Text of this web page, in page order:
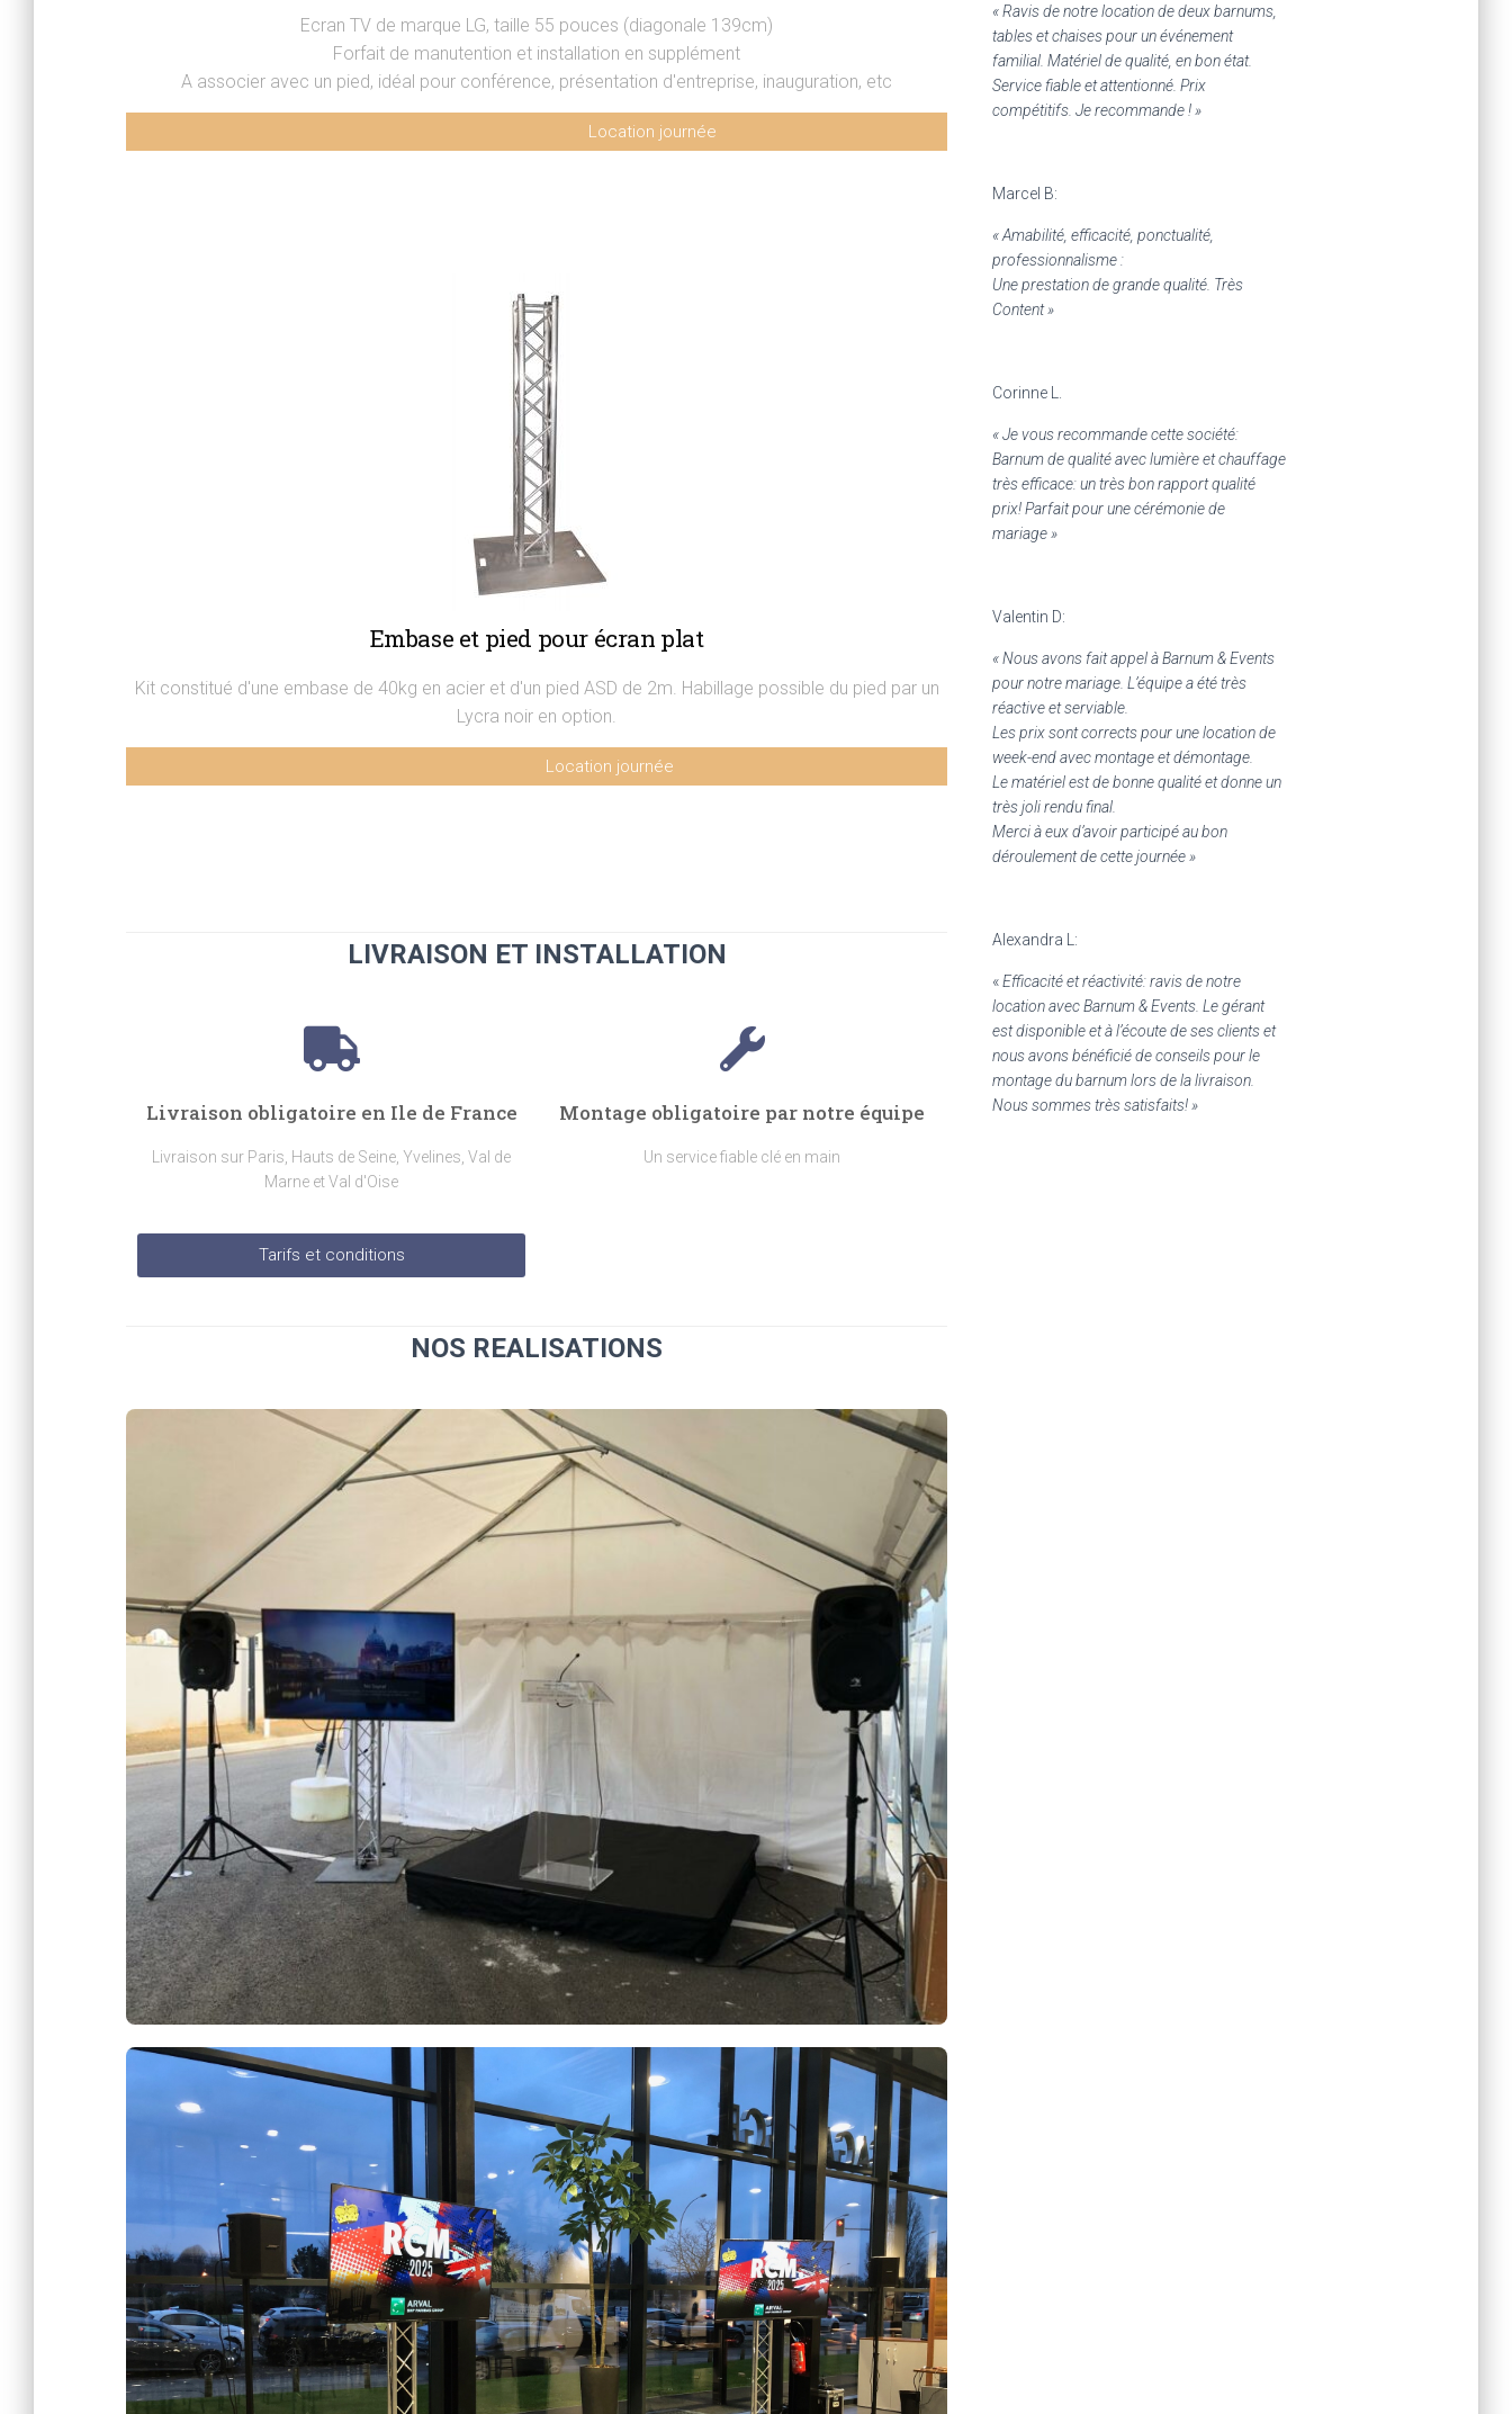
Ecran TV de marque LG, taille 55 pouces (diagonale 139cm)
Forfait de manutention et installation en supplément
A associer avec un pied, idéal pour conférence, présentation d'entreprise, inauguration, etc
Location journée
Embase et pied pour écran plat
Kit constitué d'une embase de 40kg en acier et d'un pied ASD de 2m. Habillage possible du pied par un
Lycra noir en option.
Location journée
LIVRAISON ET INSTALLATION
Livraison obligatoire en Ile de France
Livraison sur Paris, Hauts de Seine, Yvelines, Val de
Marne et Val d'Oise
Tarifs et conditions
Montage obligatoire par notre équipe
Un service fiable clé en main
NOS REALISATIONS
« Ravis de notre location de deux barnums,
tables et chaises pour un événement
familial. Matériel de qualité, en bon état.
Service fiable et attentionné. Prix
compétitifs. Je recommande ! »
Marcel B:
« Amabilité, efficacité, ponctualité,
professionnalisme :
Une prestation de grande qualité. Très
Content »
Corinne L.
« Je vous recommande cette société:
Barnum de qualité avec lumière et chauffage
très efficace: un très bon rapport qualité
prix! Parfait pour une cérémonie de
mariage »
Valentin D:
« Nous avons fait appel à Barnum & Events
pour notre mariage. L’équipe a été très
réactive et serviable.
Les prix sont corrects pour une location de
week-end avec montage et démontage.
Le matériel est de bonne qualité et donne un
très joli rendu final.
Merci à eux d’avoir participé au bon
déroulement de cette journée »
Alexandra L:
«Efficacité et réactivité: ravis de notre
location avec Barnum & Events. Le gérant
est disponible et à l’écoute de ses clients et
nous avons bénéficié de conseils pour le
montage du barnum lors de la livraison.
Nous sommes très satisfaits! »